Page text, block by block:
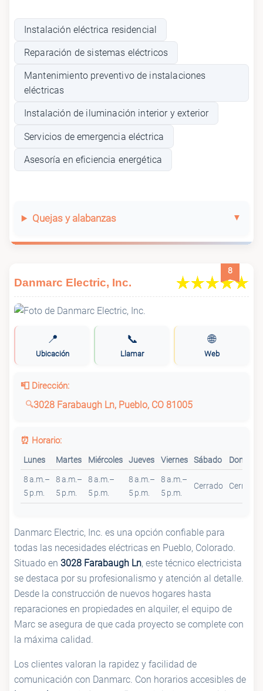
Instalación eléctrica residencial
Reparación de sistemas eléctricos
Mantenimiento preventivo de instalaciones
eléctricas
Instalación de iluminación interior y exterior
Servicios de emergencia eléctrica
Asesoría en eficiencia energética
Quejas y alabanzas
8
Danmarc Electric, Inc.
📍
Ubicación
📞
Llamar
🌐
Web
📮 Dirección:
3028 Farabaugh Ln, Pueblo, CO 81005
⏰ Horario:
Lunes Martes Miércoles Jueves Viernes Sábado Domingo
8 a.m.–
5 p.m.
8 a.m.–
5 p.m.
8 a.m.–
5 p.m.
8 a.m.–
5 p.m.
8 a.m.–
5 p.m.
Cerrado Cerrado
Danmarc Electric, Inc. es una opción confiable para
todas las necesidades eléctricas en Pueblo, Colorado.
Situado en 3028 Farabaugh Ln, este técnico electricista
se destaca por su profesionalismo y atención al detalle.
Desde la construcción de nuevos hogares hasta
reparaciones en propiedades en alquiler, el equipo de
Marc se asegura de que cada proyecto se complete con
la máxima calidad.
Los clientes valoran la rapidez y facilidad de
comunicación con Danmarc. Con horarios accesibles de